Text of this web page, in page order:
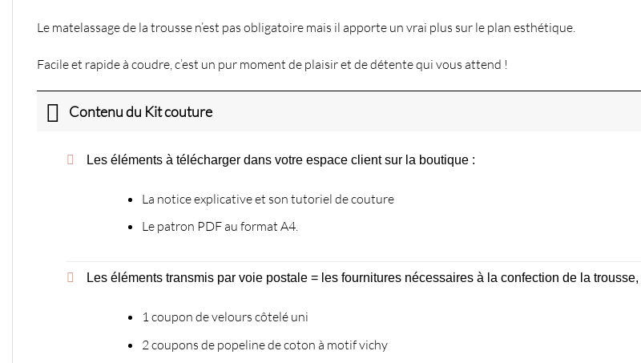
Le matelassage de la trousse n’est pas obligatoire mais il apporte un vrai plus sur le plan esthétique.
Facile et rapide à coudre, c’est un pur moment de plaisir et de détente qui vous attend !
Contenu du Kit couture
Les éléments à télécharger dans votre espace client sur la boutique :
La notice explicative et son tutoriel de couture
Le patron PDF au format A4.
Les éléments transmis par voie postale = les fournitures nécessaires à la confection de la trousse,
1 coupon de velours côtelé uni
2 coupons de popeline de coton à motif vichy